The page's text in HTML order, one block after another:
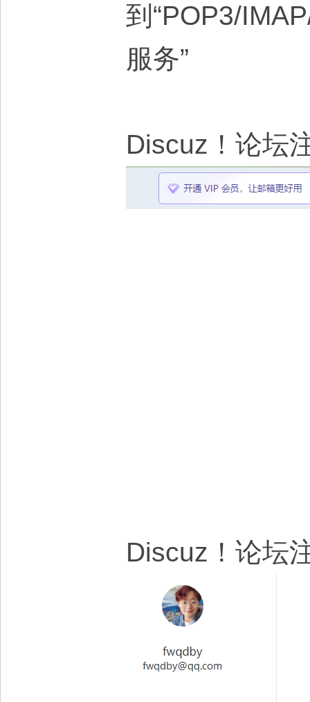
到“POP3/
服务”
Discuz！论坛
Discuz！论坛